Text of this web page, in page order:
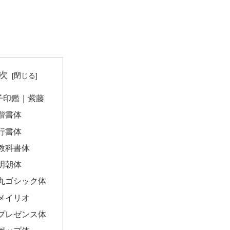
印鑑｜紫藤
書体
書体
科書体
朝体
ゴシック体
イリオ
レゼンス体